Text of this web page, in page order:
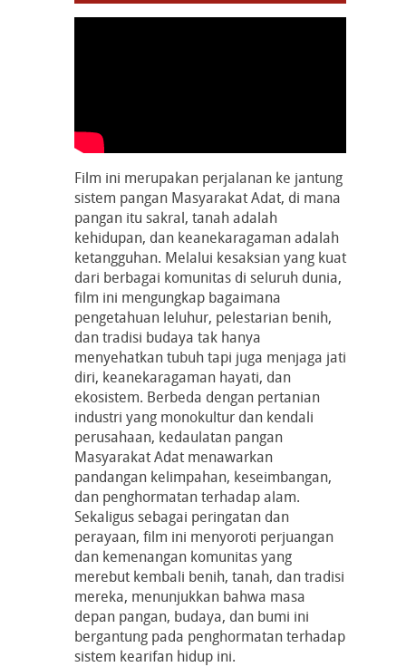
Film ini merupakan perjalanan ke jantung
sistem pangan Masyarakat Adat, di mana
pangan itu sakral, tanah adalah
kehidupan, dan keanekaragaman adalah
ketangguhan. Melalui kesaksian yang kuat
dari berbagai komunitas di seluruh dunia,
film ini mengungkap bagaimana
pengetahuan leluhur, pelestarian benih,
dan tradisi budaya tak hanya
menyehatkan tubuh tapi juga menjaga jati
diri, keanekaragaman hayati, dan
ekosistem. Berbeda dengan pertanian
industri yang monokultur dan kendali
perusahaan, kedaulatan pangan
Masyarakat Adat menawarkan
pandangan kelimpahan, keseimbangan,
dan penghormatan terhadap alam.
Sekaligus sebagai peringatan dan
perayaan, film ini menyoroti perjuangan
dan kemenangan komunitas yang
merebut kembali benih, tanah, dan tradisi
mereka, menunjukkan bahwa masa
depan pangan, budaya, dan bumi ini
bergantung pada penghormatan terhadap
sistem kearifan hidup ini.